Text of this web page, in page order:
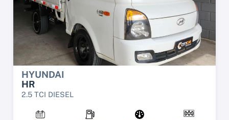
HYUNDAI
HR
2.5 TCI DIESEL